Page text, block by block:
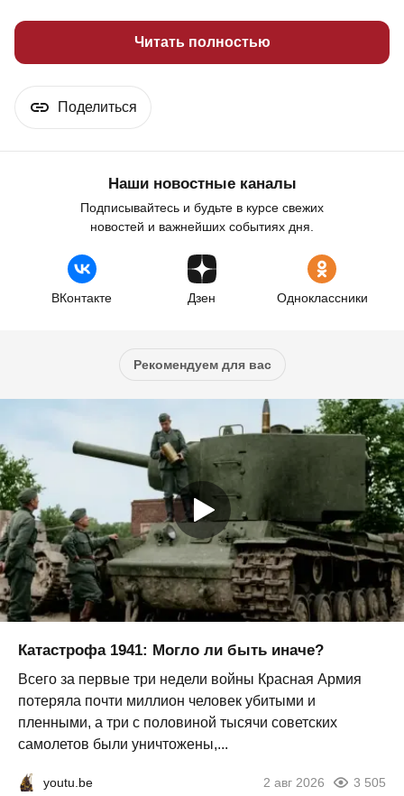
Читать полностью
Поделиться
Наши новостные каналы
Подписывайтесь и будьте в курсе свежих
новостей и важнейших событиях дня.
ВКонтакте Дзен Одноклассники
Рекомендуем для вас
Катастрофа 1941: Могло ли быть иначе?
Всего за первые три недели войны Красная Армия
потеряла почти миллион человек убитыми и
пленными, а три с половиной тысячи советских
самолетов были уничтожены,...
youtu.be 2 авг 2026 3 505